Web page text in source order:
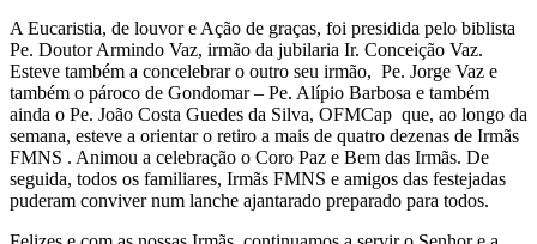
A Eucaristia, de louvor e Ação de graças, foi presidida pelo biblista
Pe. Doutor Armindo Vaz, irmão da jubilaria Ir. Conceição Vaz.
Esteve também a concelebrar o outro seu irmão, Pe. Jorge Vaz e
também o pároco de Gondomar – Pe. Alípio Barbosa e também
ainda o Pe. João Costa Guedes da Silva, OFMCap que, ao longo da
semana, esteve a orientar o retiro a mais de quatro dezenas de Irmãs
FMNS . Animou a celebração o Coro Paz e Bem das Irmãs. De
seguida, todos os familiares, Irmãs FMNS e amigos das festejadas
puderam conviver num lanche ajantarado preparado para todos.